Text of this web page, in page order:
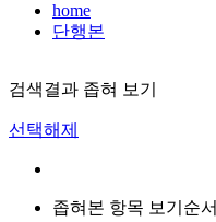
home
단행본
검색결과 좁혀 보기
선택해제
좁혀본 항목 보기순서